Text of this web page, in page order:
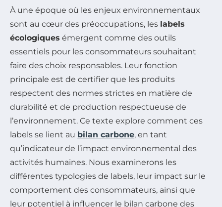
À une époque où les enjeux environnementaux
sont au cœur des préoccupations, les labels
écologiques émergent comme des outils
essentiels pour les consommateurs souhaitant
faire des choix responsables. Leur fonction
principale est de certifier que les produits
respectent des normes strictes en matière de
durabilité et de production respectueuse de
l’environnement. Ce texte explore comment ces
labels se lient au bilan carbone, en tant
qu’indicateur de l’impact environnemental des
activités humaines. Nous examinerons les
différentes typologies de labels, leur impact sur le
comportement des consommateurs, ainsi que
leur potentiel à influencer le bilan carbone des